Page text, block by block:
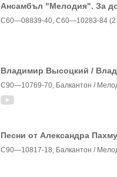
Ансамбъл "Мелодия". За
С60—08839-40, С60—10283-84 (2
Владимир Высоцкий /
С90—10769-70, Балкантон /
Песни от Александра
С90—10817-18, Балкантон /